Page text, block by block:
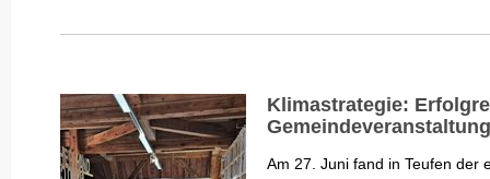
Klimastrategie:
Gemeindeveranstaltung
Am 27. Juni fand in Teufen der